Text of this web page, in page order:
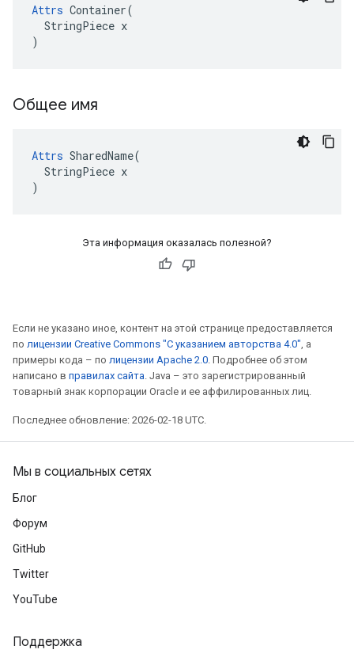
Attrs Container(
  StringPiece x
)
Общее имя
Attrs SharedName(
  StringPiece x
)
Эта информация оказалась полезной?
Если не указано иное, контент на этой странице предоставляется
по лицензии Creative Commons "С указанием авторства 4.0", а
примеры кода – по лицензии Apache 2.0. Подробнее об этом
написано в правилах сайта. Java – это зарегистрированный
товарный знак корпорации Oracle и ее аффилированных лиц.
Последнее обновление: 2026-02-18 UTC.
Мы в социальных сетях
Блог
Форум
GitHub
Twitter
YouTube
Поддержка